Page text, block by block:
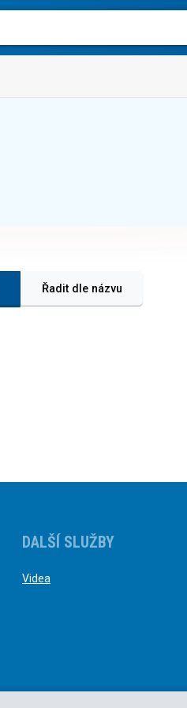
Řadit dle názvu
DALŠÍ SLUŽBY
Videa